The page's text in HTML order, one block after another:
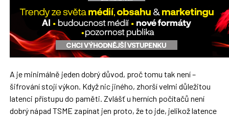
A je minimálně jeden dobrý důvod, proč tomu tak není –
šifrování stojí výkon. Když nic jiného, zhorší velmi důležitou
latenci přístupu do paměti. Zvlášť u herních počítačů není
dobrý nápad TSME zapínat jen proto, že to jde, jelikož latence